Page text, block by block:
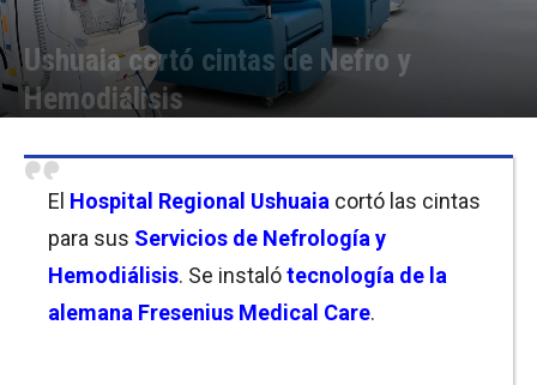
Ushuaia cortó cintas de Nefro y
Hemodiálisis
El Hospital Regional Ushuaia cortó las cintas
para sus Servicios de Nefrología y
Hemodiálisis. Se instalótecnología de la
alemana Fresenius Medical Care.